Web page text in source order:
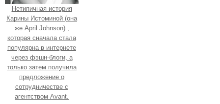
Нетипичная история
Карины Истоминой (она
же April Johnson) ,
которая сначала стала
популярна в интернете
через фэшн-блоги, а
только затем получила
предложение о
сотрудничестве с
агентством Avant.